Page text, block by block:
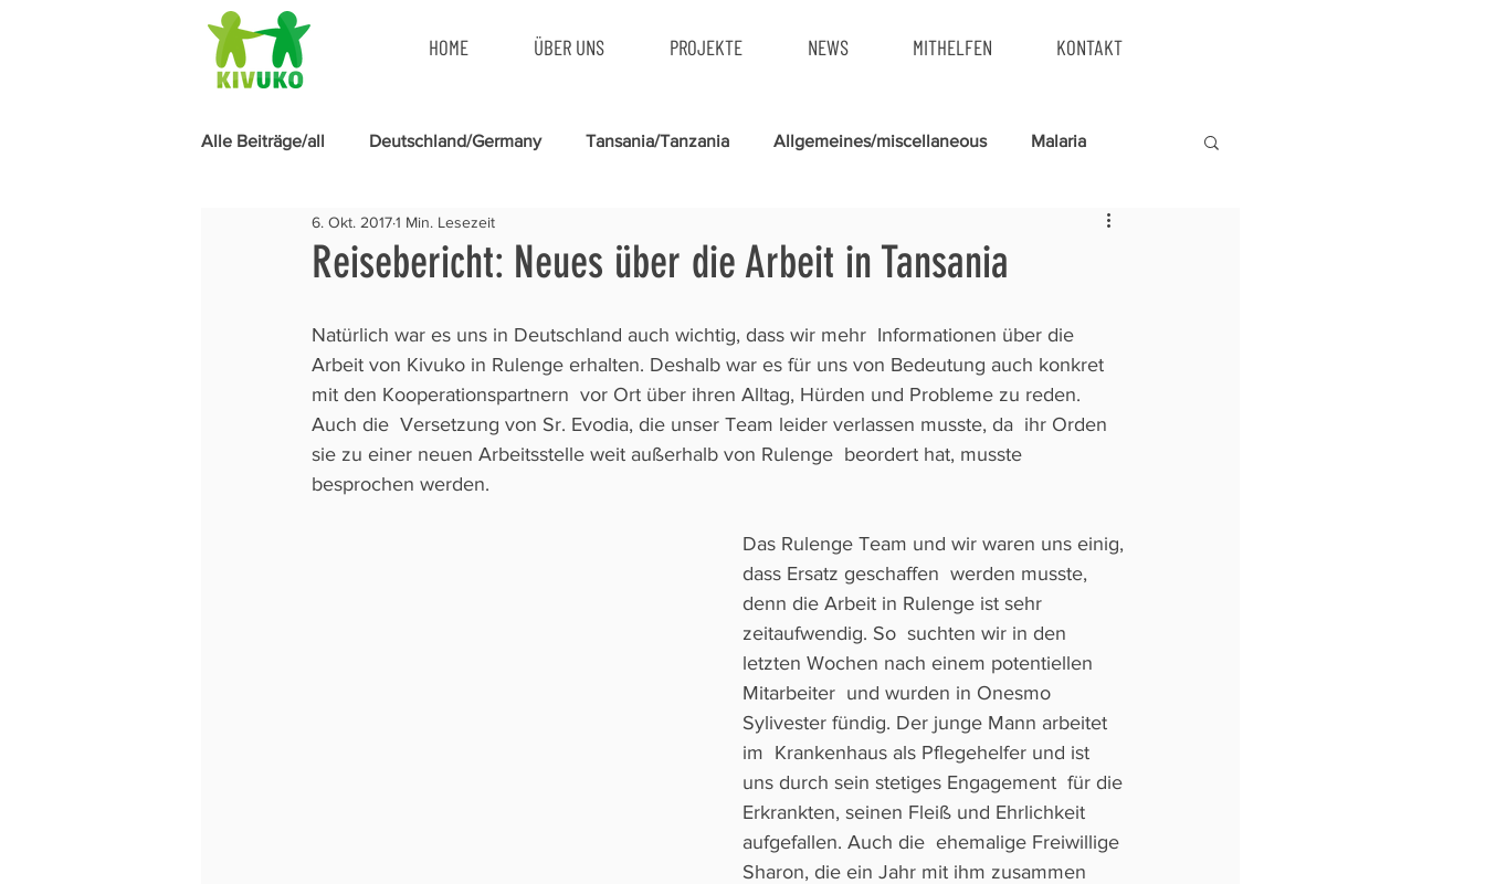
HOME ÜBER UNS PROJEKTE NEWS MITHELFEN KONTAKT
Alle Beiträge/all Deutschland/Germany Tansania/Tanzania Allgemeines/miscellaneous Malaria
Menstruationshygiene
Reisebericht: Neues über die Arbeit in Tansania
6. Okt. 20171 Min. Lesezeit
Natürlich war es uns in Deutschland auch wichtig, dass wir mehr  Informationen über die
Arbeit von Kivuko in Rulenge erhalten. Deshalb war es für uns von Bedeutung auch konkret
mit den Kooperationspartnern  vor Ort über ihren Alltag, Hürden und Probleme zu reden.
Auch die  Versetzung von Sr. Evodia, die unser Team leider verlassen musste, da  ihr Orden
sie zu einer neuen Arbeitsstelle weit außerhalb von Rulenge  beordert hat, musste
besprochen werden.
Das Rulenge Team und wir waren uns einig,
dass Ersatz geschaffen  werden musste,
denn die Arbeit in Rulenge ist sehr
zeitaufwendig. So  suchten wir in den
letzten Wochen nach einem potentiellen
Mitarbeiter  und wurden in Onesmo
Sylivester fündig. Der junge Mann arbeitet
im  Krankenhaus als Pflegehelfer und ist
uns durch sein stetiges Engagement  für die
Erkrankten, seinen Fleiß und Ehrlichkeit
aufgefallen. Auch die  ehemalige Freiwillige
Sharon, die ein Jahr mit ihm zusammen